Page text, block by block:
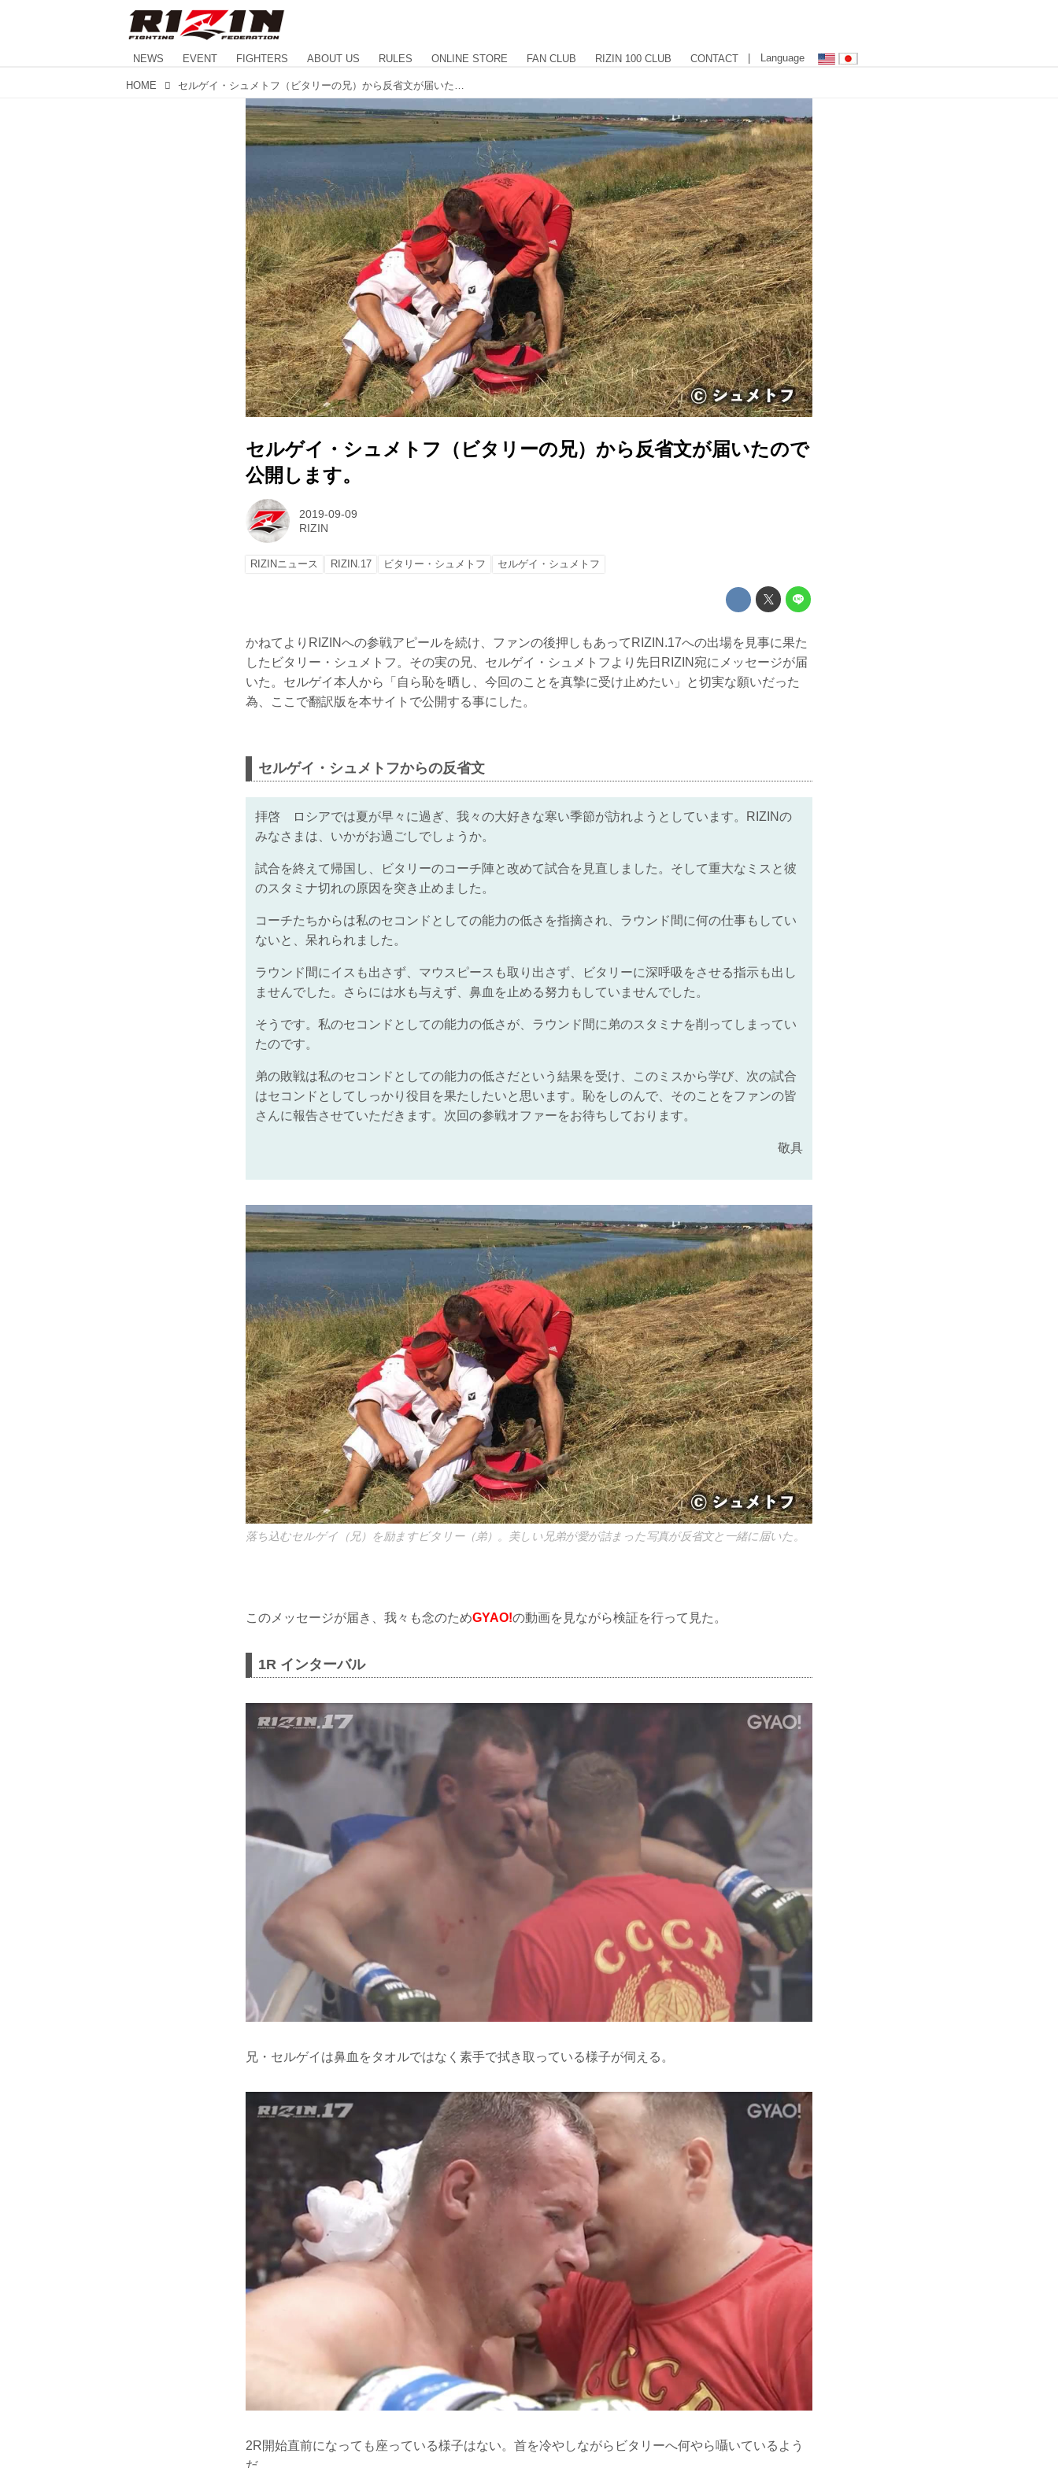
NEWS EVENT FIGHTERS ABOUT US RULES ONLINE STORE FAN CLUB RIZIN 100 CLUB CONTACT | Language
HOME
セルゲイ・シュメトフ（ビタリーの兄）から反省文が届いたので
公開します。
2019-09-09
RIZIN
RIZINニュース RIZIN.17 ビタリー・シュメトフ セルゲイ・シュメトフ
かねてよりRIZINへの参戦アピールを続け、ファンの後押しもあってRIZIN.17への出場を見事に果た
したビタリー・シュメトフ。その実の兄、セルゲイ・シュメトフより先日RIZIN宛にメッセージが届
いた。セルゲイ本人から「自ら恥を晒し、今回のことを真摯に受け止めたい」と切実な願いだった
為、ここで翻訳版を本サイトで公開する事にした。
セルゲイ・シュメトフからの反省文
拝啓 ロシアでは夏が早々に過ぎ、我々の大好きな寒い季節が訪れようとしています。RIZINの
みなさまは、いかがお過ごしでしょうか。
試合を終えて帰国し、ビタリーのコーチ陣と改めて試合を見直しました。そして重大なミスと彼
のスタミナ切れの原因を突き止めました。
コーチたちからは私のセコンドとしての能力の低さを指摘され、ラウンド間に何の仕事もしてい
ないと、呆れられました。
ラウンド間にイスも出さず、マウスピースも取り出さず、ビタリーに深呼吸をさせる指示も出し
ませんでした。さらには水も与えず、鼻血を止める努力もしていませんでした。
そうです。私のセコンドとしての能力の低さが、ラウンド間に弟のスタミナを削ってしまってい
たのです。
弟の敗戦は私のセコンドとしての能力の低さだという結果を受け、このミスから学び、次の試合
はセコンドとしてしっかり役目を果たしたいと思います。恥をしのんで、そのことをファンの皆
さんに報告させていただきます。次回の参戦オファーをお待ちしております。
敬具
落ち込むセルゲイ（兄）を励ますビタリー（弟）。美しい兄弟が愛が詰まった写真が反省文と一緒に届いた。
このメッセージが届き、我々も念のためGYAO!の動画を見ながら検証を行って見た。
1R インターバル
兄・セルゲイは鼻血をタオルではなく素手で拭き取っている様子が伺える。
2R開始直前になっても座っている様子はない。首を冷やしながらビタリーへ何やら囁いているよう
だ。